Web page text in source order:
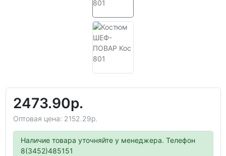
2473.90р.
Оптовая цена: 2152.29р.
Наличие товара уточняйте у менеджера. Телефон
8(3452)485151